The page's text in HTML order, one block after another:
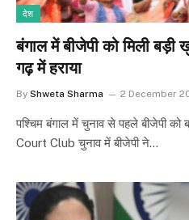
देश
बंगाल में बीजेपी को मिली
गढ़ में हराया
By Shweta Sharma 2 December
पश्च‍िम बंगाल में चुनाव से पहले बीजेपी
Court Club चुनाव में बीजेपी ने…